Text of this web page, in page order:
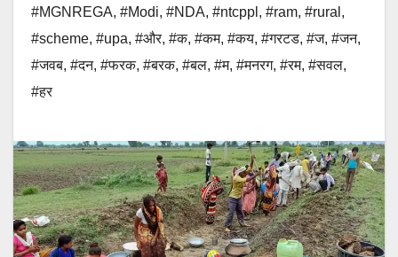
#MGNREGA, #Modi, #NDA, #ntcppl , #ram, #rural ,
#scheme, #upa, #और, #क, #कम, #कय, #गरटड, #ज, #जन,
#जवब, #दन, #फरक, #बरक, #बल, #म, #मनरग, #रम, #सवल,
#हर